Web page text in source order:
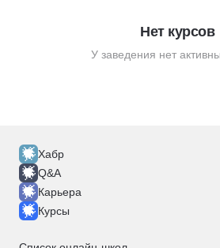
Нет курсов
У заведения нет
Хабр
Q&A
Карьера
Курсы